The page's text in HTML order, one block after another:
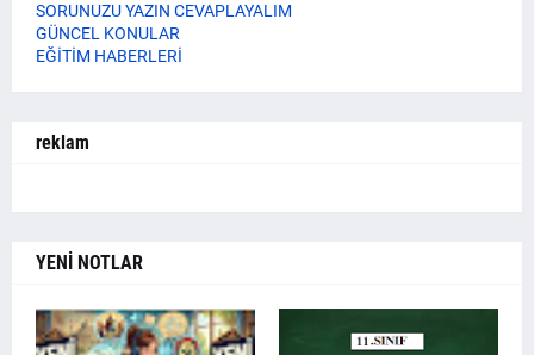
SORUNUZU YAZIN CEVAPLAYALIM
GÜNCEL KONULAR
EĞİTİM HABERLERİ
reklam
YENİ NOTLAR